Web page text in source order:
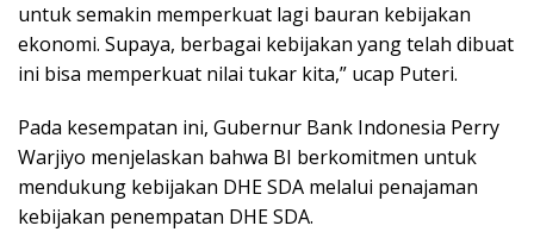
untuk semakin memperkuat lagi bauran kebijakan
ekonomi. Supaya, berbagai kebijakan yang telah dibuat
ini bisa memperkuat nilai tukar kita,” ucap Puteri.
Pada kesempatan ini, Gubernur Bank Indonesia Perry
Warjiyo menjelaskan bahwa BI berkomitmen untuk
mendukung kebijakan DHE SDA melalui penajaman
kebijakan penempatan DHE SDA.